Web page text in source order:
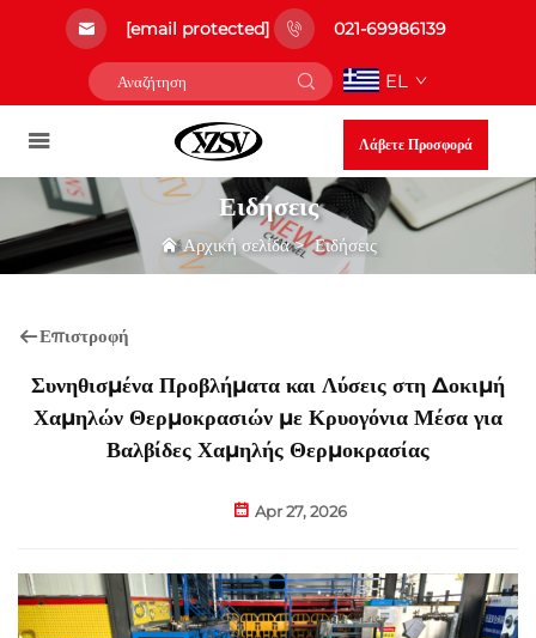
[email protected] 021-69986139
EL
Λάβετε Προσφορά
Ειδήσεις
Αρχική σελίδα>Ειδήσεις
Επιστροφή
Συνηθισμένα Προβλήματα και Λύσεις στη Δοκιμή
Χαμηλών Θερμοκρασιών με Κρυογόνια Μέσα για
Βαλβίδες Χαμηλής Θερμοκρασίας
Apr 27, 2026